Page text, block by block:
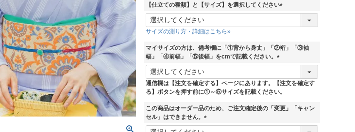
)
【仕立ての種類】と【サイズ】を選択してください
(
サイズの測り方・詳細はこちら»
マイサイズの方は、備考欄に「①背から身丈」「②裄」「③袖
幅」「④前幅」「⑤後幅」をcmで記載ください。
(
須
)
通信欄は【注文を確定する】ページにあります。【注文を確定す
る】ボタンを押す前に①～⑤サイズを記載ください。
この商品はオーダー品のため、ご注文確定後の「変更」「キャン
セル」はできません。
(